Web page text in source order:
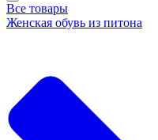
Все товары
Женская обувь из питона